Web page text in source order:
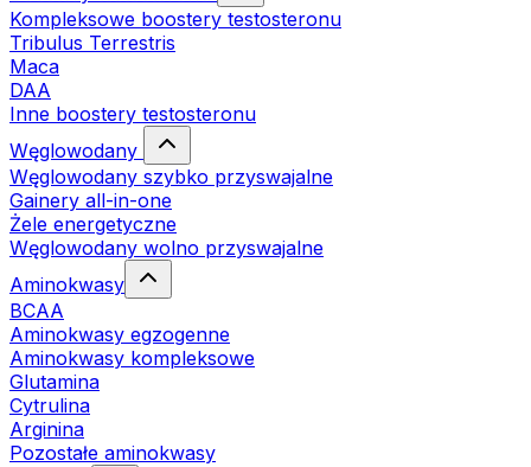
Kompleksowe boostery testosteronu
Tribulus Terrestris
Maca
DAA
Inne boostery testosteronu
Węglowodany
Węglowodany szybko przyswajalne
Gainery all-in-one
Żele energetyczne
Węglowodany wolno przyswajalne
Aminokwasy
BCAA
Aminokwasy egzogenne
Aminokwasy kompleksowe
Glutamina
Cytrulina
Arginina
Pozostałe aminokwasy